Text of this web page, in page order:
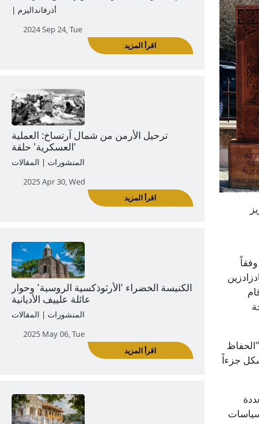
تم تدمير تمثال مارشال هوفهانيس باغراميان
2024 Sep 24, Tue
المنشورات | المقالات
2025 Apr 30, Wed
الكنيسة الخضراء 'الأرثوذكسية الروسية' وحوار
جزءاً